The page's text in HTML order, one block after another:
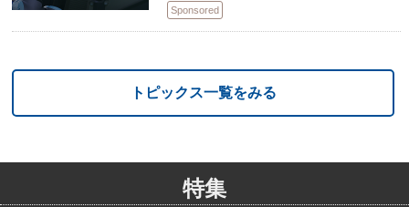
Sponsored
トピックス一覧をみる
特集